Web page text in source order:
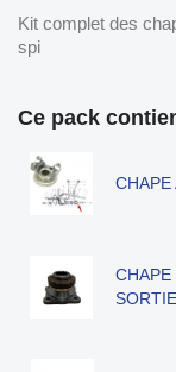
Kit complet des
spi
Ce pack
CHAPE
CHAPE